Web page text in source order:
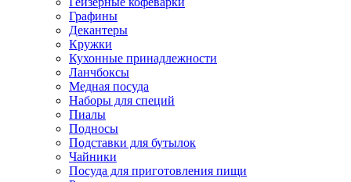
Графины
Декантеры
Кружки
Кухонные принадлежности
Ланчбоксы
Медная посуда
Наборы для специй
Пиалы
Подносы
Подставки для бутылок
Чайники
Посуда для приготовления пищи